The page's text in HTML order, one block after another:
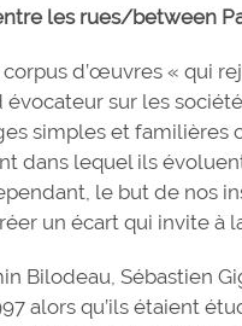
les rues/between
corpus d’œuvres « qui
sur les
simples et
dans lequel ils
le but de nos
un écart qui invite à
Bilodeau, Sébastien
alors qu’ils étaient